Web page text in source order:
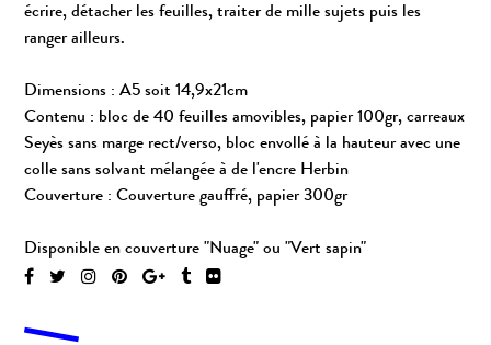
écrire, détacher les feuilles, traiter de mille sujets puis les
ranger ailleurs.
Dimensions : A5 soit 14,9x21cm
Contenu : bloc de 40 feuilles amovibles, papier 100gr, carreaux
Seyès sans marge rect/verso, bloc envollé à la hauteur avec une
colle sans solvant mélangée à de l'encre Herbin
Couverture : Couverture gauffré, papier 300gr
Disponible en couverture "Nuage" ou "Vert sapin"